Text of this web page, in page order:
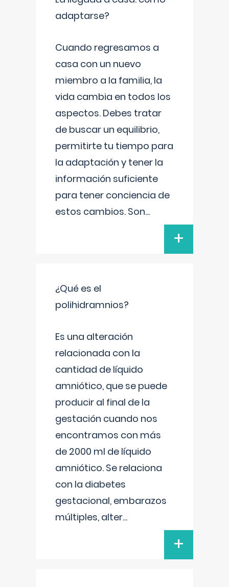
adaptarse?
Cuando regresamos a
casa con un nuevo
miembro a la familia, la
vida cambia en todos los
aspectos. Debes tratar
de buscar un equilibrio,
permitirte tu tiempo para
la adaptación y tener la
información suficiente
para tener conciencia de
estos cambios. Son...
+
¿Qué es el
polihidramnios?
Es una alteración
relacionada con la
cantidad de líquido
amniótico, que se puede
producir al final de la
gestación cuando nos
encontramos con más
de 2000 ml de líquido
amniótico. Se relaciona
con la diabetes
gestacional, embarazos
múltiples, alter...
+